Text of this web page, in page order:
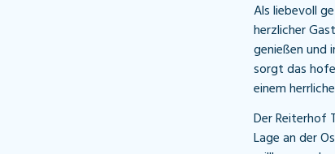
Als liebevoll
herzlicher
genießen und
sorgt das
einem
Der Reiterhof
Lage an der